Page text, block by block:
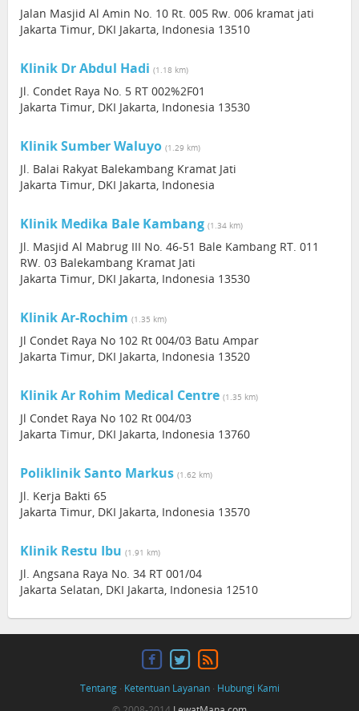
Jalan Masjid Al Amin No. 10 Rt. 005 Rw. 006 kramat jati
Jakarta Timur, DKI Jakarta, Indonesia 13510
Klinik Dr Abdul Hadi (1.18 km)
Jl. Condet Raya No. 5 RT 002%2F01
Jakarta Timur, DKI Jakarta, Indonesia 13530
Klinik Sumber Waluyo (1.29 km)
Jl. Balai Rakyat Balekambang Kramat Jati
Jakarta Timur, DKI Jakarta, Indonesia
Klinik Medika Bale Kambang (1.34 km)
Jl. Masjid Al Mabrug III No. 46-51 Bale Kambang RT. 011
RW. 03 Balekambang Kramat Jati
Jakarta Timur, DKI Jakarta, Indonesia 13530
Klinik Ar-Rochim (1.35 km)
Jl Condet Raya No 102 Rt 004/03 Batu Ampar
Jakarta Timur, DKI Jakarta, Indonesia 13520
Klinik Ar Rohim Medical Centre (1.35 km)
Jl Condet Raya No 102 Rt 004/03
Jakarta Timur, DKI Jakarta, Indonesia 13760
Poliklinik Santo Markus (1.62 km)
Jl. Kerja Bakti 65
Jakarta Timur, DKI Jakarta, Indonesia 13570
Klinik Restu Ibu (1.91 km)
Jl. Angsana Raya No. 34 RT 001/04
Jakarta Selatan, DKI Jakarta, Indonesia 12510
Tentang· Ketentuan Layanan· Hubungi Kami